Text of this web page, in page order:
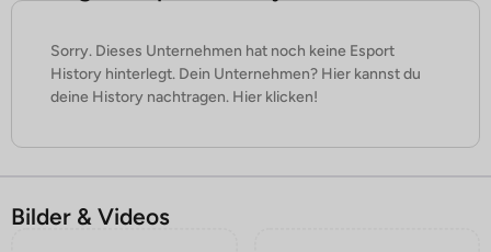
Sorry. Dieses Unternehmen hat noch keine Esport
History hinterlegt. Dein Unternehmen? Hier kannst du
deine History nachtragen. Hier klicken!
Bilder & Videos